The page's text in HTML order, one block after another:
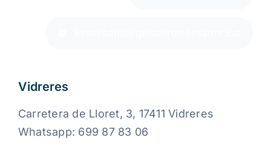
Vidreres
Carretera de Lloret, 3, 17411 Vidreres
Whatsapp: 699 87 83 06